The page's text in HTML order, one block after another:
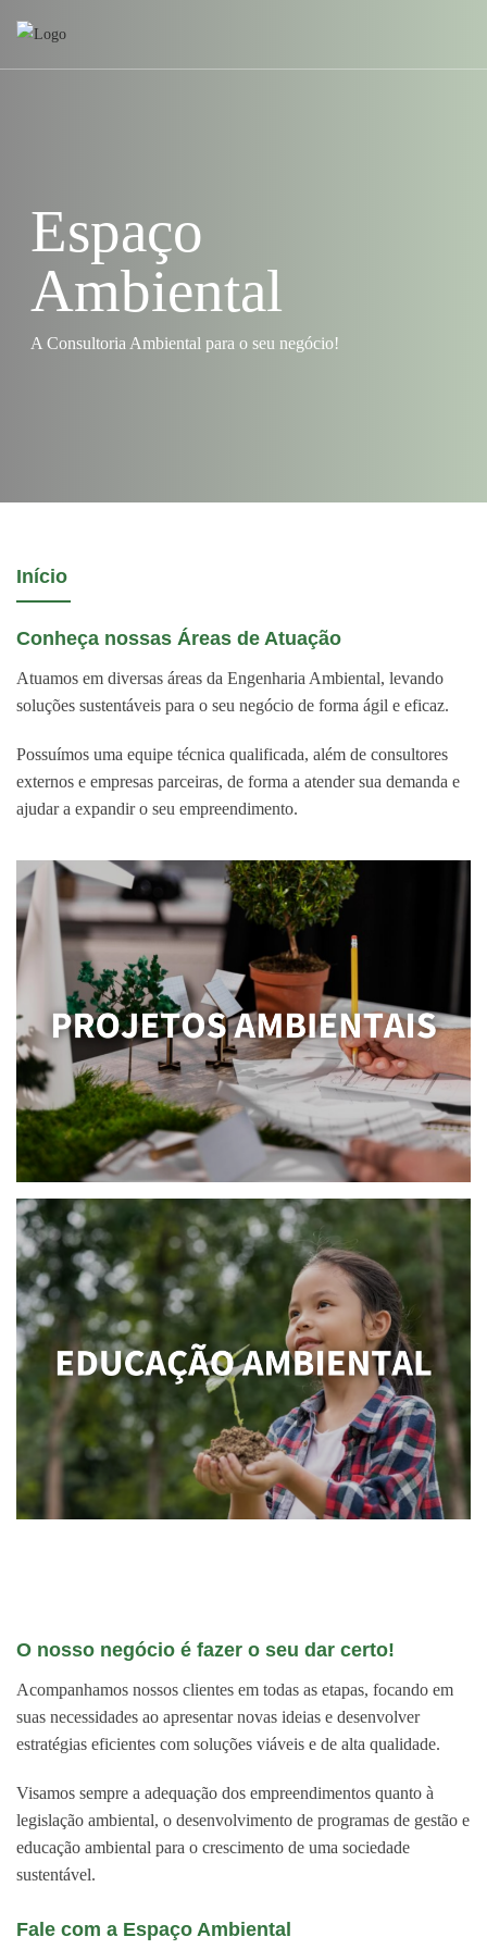
Espaço
Ambiental
A Consultoria Ambiental para o seu negócio!
Início
Conheça nossas Áreas de Atuação
Atuamos em diversas áreas da Engenharia Ambiental, levando
soluções sustentáveis para o seu negócio de forma ágil e eficaz.
Possuímos uma equipe técnica qualificada, além de consultores
externos e empresas parceiras, de forma a atender sua demanda e
ajudar a expandir o seu empreendimento.
O nosso negócio é fazer o seu dar certo!
Acompanhamos nossos clientes em todas as etapas, focando em
suas necessidades ao apresentar novas ideias e desenvolver
estratégias eficientes com soluções viáveis e de alta qualidade.
Visamos sempre a adequação dos empreendimentos quanto à
legislação ambiental, o desenvolvimento de programas de gestão e
educação ambiental para o crescimento de uma sociedade
sustentável.
Fale com a Espaço Ambiental